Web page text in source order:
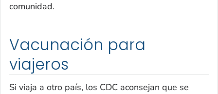
comunidad.
Vacunación para
viajeros
Si viaja a otro país, los CDC aconsejan que se